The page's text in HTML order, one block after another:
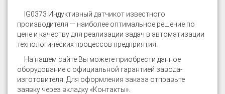
IG0373 Индуктивный датчикот известного
производителя — наиболее оптимальное решение по
цене и качеству для реализации задач в автоматизации
технологических процессов предприятия.
На нашем сайте Вы можете приобрести данное
оборудование с официальной гарантией завода-
изготовителя. Для оформления заказа отправьте
заявку через вкладку «Контакты».